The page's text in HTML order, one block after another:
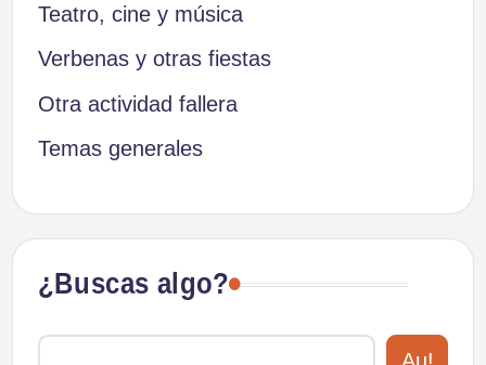
Teatro, cine y música
Verbenas y otras fiestas
Otra actividad fallera
Temas generales
¿Buscas algo?